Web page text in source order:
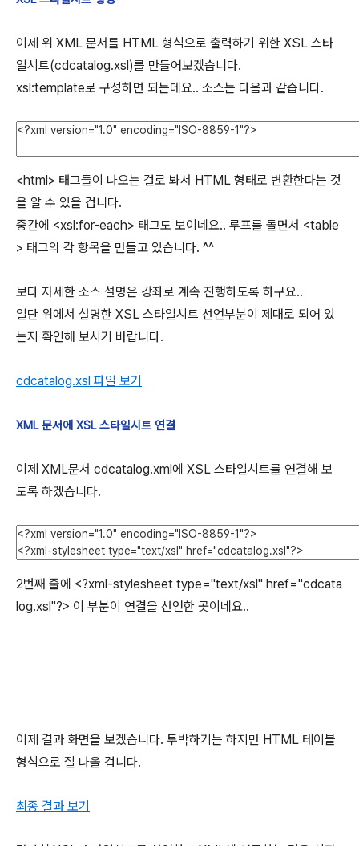
이제 위 XML 문서를 HTML 형식으로 출력하기 위한 XSL 스타
일시트(cdcatalog.xsl)를 만들어보겠습니다.
xsl:template로 구성하면 되는데요.. 소스는 다음과 같습니다.
<html> 태그들이 나오는 걸로 봐서 HTML 형태로 변환한다는 것
을 알 수 있을 겁니다.
중간에 <xsl:for-each> 태그도 보이네요.. 루프를 돌면서 <table
> 태그의 각 항목을 만들고 있습니다. ^^
보다 자세한 소스 설명은 강좌로 계속 진행하도록 하구요..
일단 위에서 설명한 XSL 스타일시트 선언부분이 제대로 되어 있
는지 확인해 보시기 바랍니다.
cdcatalog.xsl 파일 보기
XML 문서에 XSL 스타일시트 연결
이제 XML문서 cdcatalog.xml에 XSL 스타일시트를 연결해 보
도록 하겠습니다.
2번째 줄에 <?xml-stylesheet type="text/xsl" href="cdcata
log.xsl"?> 이 부분이 연결을 선언한 곳이네요..
이제 결과 화면을 보겠습니다. 투박하기는 하지만 HTML 테이블
형식으로 잘 나올 겁니다.
최종 결과 보기